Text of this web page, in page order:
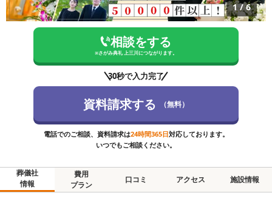
1/6
相談をする
※さがみ典礼 上三川 につながります。
30秒で入力完了
資料請求する （無料）
電話でのご相談、資料請求は24時間365日対応しております。
いつでもご相談ください。
葬儀社
情報
費用
プラン
口コミ アクセス 施設情報